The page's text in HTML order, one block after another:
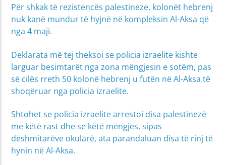
Për shkak të rezistencës palestineze, kolonët hebrenj
nuk kanë mundur të hyjnë në kompleksin Al-Aksa që
nga 4 maji.
Deklarata më tej theksoi se policia izraelite kishte
larguar besimtarët nga zona mëngjesin e sotëm, pas
së cilës rreth 50 kolonë hebrenj u futën në Al-Aksa të
shoqëruar nga policia izraelite.
Shtohet se policia izraelite arrestoi disa palestinezë
me këtë rast dhe se këtë mëngjes, sipas
dëshmitarëve okularë, ata parandaluan disa të rinj të
hynin në Al-Aksa.